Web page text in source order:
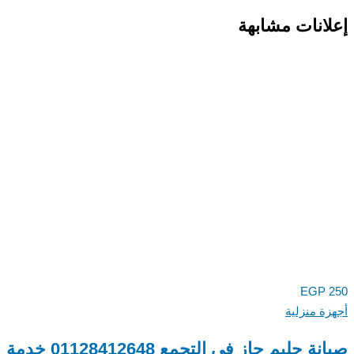
مشابهة
EGP
منزلية
صيانة جليم جاز في التجمع 01128412648 خدمة